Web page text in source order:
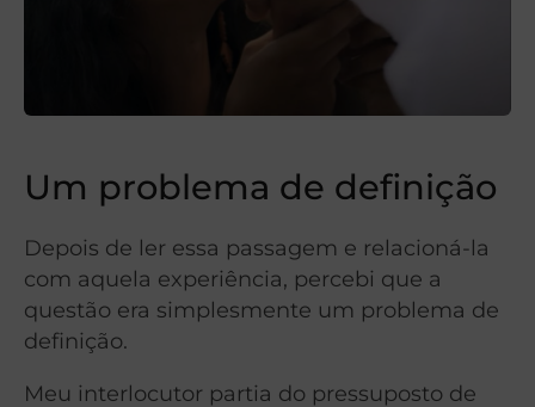
Um problema de definição
Depois de ler essa passagem e relacioná-la
com aquela experiência, percebi que a
questão era simplesmente um problema de
definição.
Meu interlocutor partia do pressuposto de